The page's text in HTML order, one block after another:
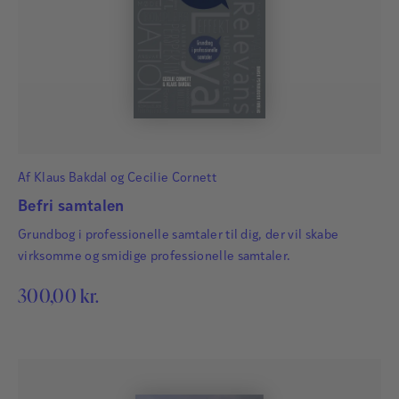
Vibe Strøier (1955-2022) var autoriseret cand.psych.,
specialist-og supervisorgodkendt i psykoterapi og
arbejds- og organisationspsykologi. Med
udgangspunkt i sin kliniske psykologiske baggrund
menneskers eksistentielle vilkår.
Læs mere
Af Klaus Bakdal og Cecilie Cornett
Befri samtalen
Grundbog i professionelle samtaler til dig, der vil skabe
virksomme og smidige professionelle samtaler.
300,00 kr.